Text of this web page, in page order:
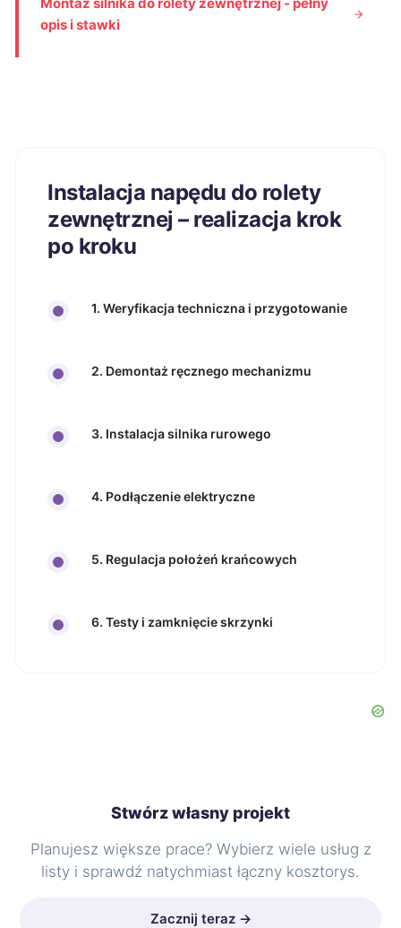
opis i stawki
Instalacja napędu do rolety
zewnętrznej – realizacja krok
po kroku
1. Weryfikacja techniczna i przygotowanie
2. Demontaż ręcznego mechanizmu
3. Instalacja silnika rurowego
4. Podłączenie elektryczne
5. Regulacja położeń krańcowych
6. Testy i zamknięcie skrzynki
Stwórz własny projekt
Planujesz większe prace? Wybierz wiele usług z
listy i sprawdź natychmiast łączny kosztorys.
Zacznij teraz →